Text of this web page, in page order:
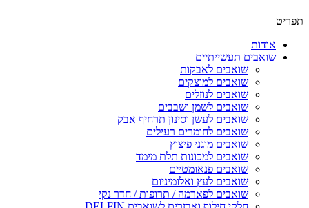
תפריט
אודות
שואבים תעשייתיים
שואבים לאבקות
שואבים למוצקים
שואבים לנוזלים
שואבים לשמן ושבבים
שואבים לעשן וסינון תרחיף אבק
שואבים לחומרים רעילים
שואבים מוגני פיצוץ
שואבים למכונות תלת מימד
שואבים פנאומטיים
שואבים לעץ ואלומיניום
שואבים לפארמה / תרופות / חדר נקי